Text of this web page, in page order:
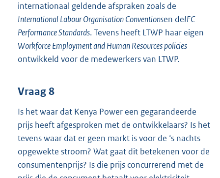
internationaal geldende afspraken zoals de
International Labour Organisation Conventionsen deIFC
Performance Standards. Tevens heeft LTWP haar eigen
Workforce Employment and Human Resources policies
ontwikkeld voor de medewerkers van LTWP.
Vraag 8
Is het waar dat Kenya Power een gegarandeerde
prijs heeft afgesproken met de ontwikkelaars? Is het
tevens waar dat er geen markt is voor de ‘s nachts
opgewekte stroom? Wat gaat dit betekenen voor de
consumentenprijs? Is die prijs concurrerend met de